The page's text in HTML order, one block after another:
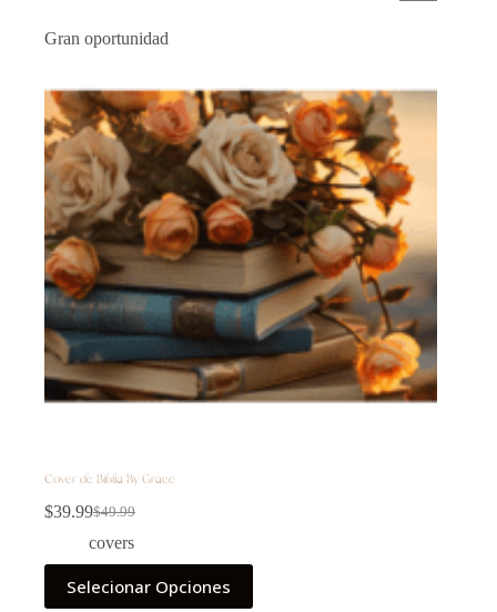
Gran oportunidad
Cover de Biblia By Grace
$49.99
$39.99
covers
Selecionar Opciones